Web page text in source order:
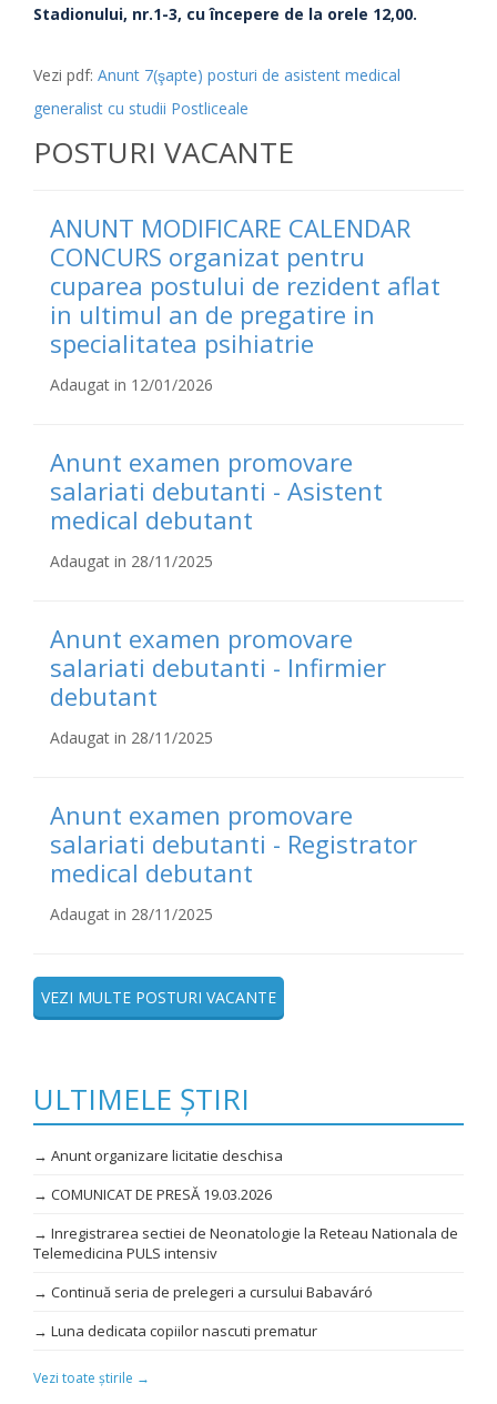
Stadionului, nr.1-3, cu începere de la orele 12,00.
Vezi pdf: Anunt 7(şapte) posturi de asistent medical
generalist cu studii Postliceale
POSTURI VACANTE
ANUNT MODIFICARE CALENDAR
CONCURS organizat pentru
cuparea postului de rezident aflat
in ultimul an de pregatire in
specialitatea psihiatrie
Adaugat in 12/01/2026
Anunt examen promovare
salariati debutanti - Asistent
medical debutant
Adaugat in 28/11/2025
Anunt examen promovare
salariati debutanti - Infirmier
debutant
Adaugat in 28/11/2025
Anunt examen promovare
salariati debutanti - Registrator
medical debutant
Adaugat in 28/11/2025
VEZI MULTE POSTURI VACANTE
ULTIMELE ȘTIRI
→ Anunt organizare licitatie deschisa
→ COMUNICAT DE PRESĂ 19.03.2026
→ Inregistrarea sectiei de Neonatologie la Reteau Nationala de
Telemedicina PULS intensiv
→ Continuă seria de prelegeri a cursului Babaváró
→ Luna dedicata copiilor nascuti prematur
Vezi toate știrile →